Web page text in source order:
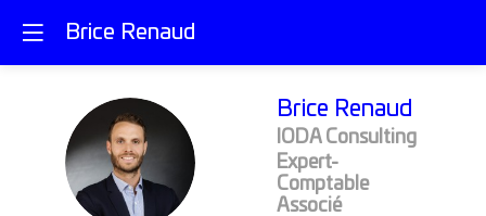
Brice Renaud
BR
Brice Renaud
IODA Consulting
Expert-
Comptable
Associé